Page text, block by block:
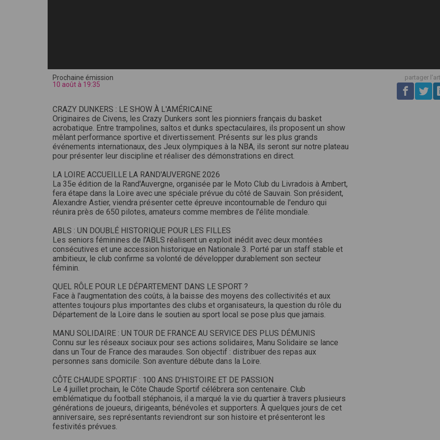
Prochaine émission
10 août à 19:35
partager
CRAZY DUNKERS : LE SHOW À L'AMÉRICAINE
Originaires de Civens, les Crazy Dunkers sont les pionniers français du basket
acrobatique. Entre trampolines, saltos et dunks spectaculaires, ils proposent un show
mêlant performance sportive et divertissement. Présents sur les plus grands
événements internationaux, des Jeux olympiques à la NBA, ils seront sur notre plateau
pour présenter leur discipline et réaliser des démonstrations en direct.
LA LOIRE ACCUEILLE LA RAND'AUVERGNE 2026
La 35e édition de la Rand'Auvergne, organisée par le Moto Club du Livradois à Ambert,
fera étape dans la Loire avec une spéciale prévue du côté de Sauvain. Son président,
Alexandre Astier, viendra présenter cette épreuve incontournable de l'enduro qui
réunira près de 650 pilotes, amateurs comme membres de l'élite mondiale.
ABLS : UN DOUBLÉ HISTORIQUE POUR LES FILLES
Les seniors féminines de l'ABLS réalisent un exploit inédit avec deux montées
consécutives et une accession historique en Nationale 3. Porté par un staff stable et
ambitieux, le club confirme sa volonté de développer durablement son secteur
féminin.
QUEL RÔLE POUR LE DÉPARTEMENT DANS LE SPORT ?
Face à l'augmentation des coûts, à la baisse des moyens des collectivités et aux
attentes toujours plus importantes des clubs et organisateurs, la question du rôle du
Département de la Loire dans le soutien au sport local se pose plus que jamais.
MANU SOLIDAIRE : UN TOUR DE FRANCE AU SERVICE DES PLUS DÉMUNIS
Connu sur les réseaux sociaux pour ses actions solidaires, Manu Solidaire se lance
dans un Tour de France des maraudes. Son objectif : distribuer des repas aux
personnes sans domicile. Son aventure débute dans la Loire.
CÔTE CHAUDE SPORTIF : 100 ANS D'HISTOIRE ET DE PASSION
Le 4 juillet prochain, le Côte Chaude Sportif célébrera son centenaire. Club
emblématique du football stéphanois, il a marqué la vie du quartier à travers plusieurs
générations de joueurs, dirigeants, bénévoles et supporters. À quelques jours de cet
anniversaire, ses représentants reviendront sur son histoire et présenteront les
festivités prévues.